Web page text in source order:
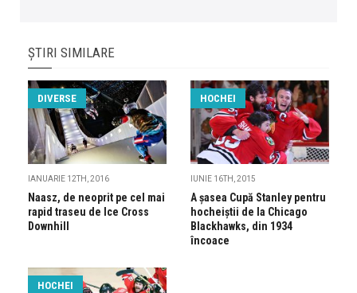
ȘTIRI SIMILARE
DIVERSE
IANUARIE 12TH, 2016
Naasz, de neoprit pe cel mai
rapid traseu de Ice Cross
Downhill
HOCHEI
IUNIE 16TH, 2015
A șasea Cupă Stanley pentru
hocheiștii de la Chicago
Blackhawks, din 1934
încoace
HOCHEI